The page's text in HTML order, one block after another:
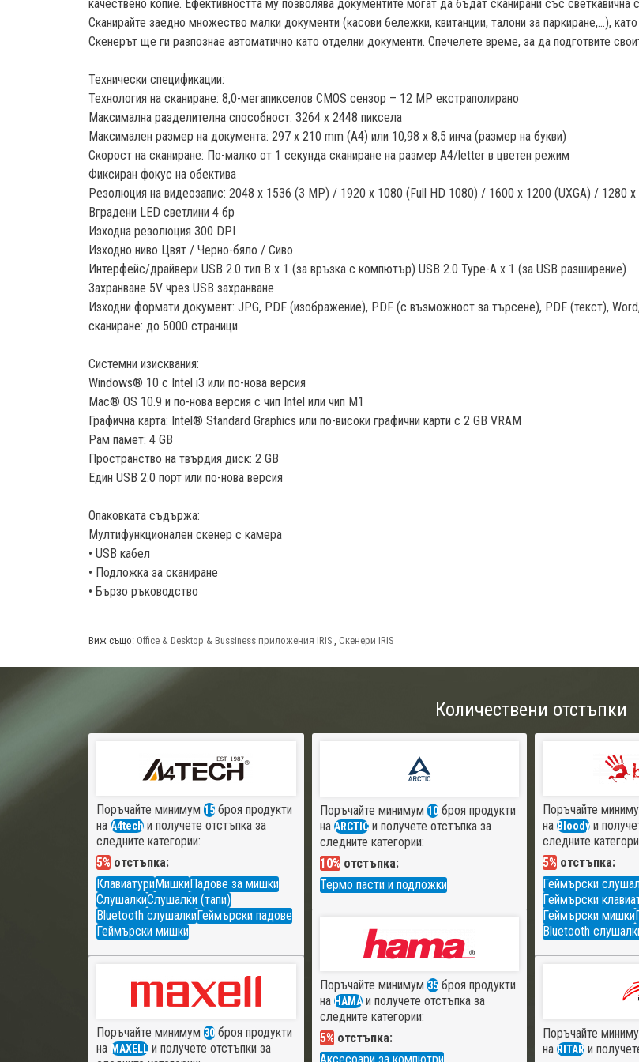
качествено копие. Ефективността му позволява документите могат да бъдат сканирани със светкавична
Сканирайте заедно множество малки документи (касови бележки, квитанции, талони за паркиране,...),
Скенерът ще ги разпознае автоматично като отделни документи. Спечелете време, за да подготвите
Технически спецификации:
Технология на сканиране: 8,0-мегапикселов CMOS сензор – 12 MP екстраполирано
Максимална разделителна способност: 3264 x 2448 пиксела
Максимален размер на документа: 297 x 210 mm (A4) или 10,98 x 8,5 инча (размер на букви)
Скорост на сканиране: По-малко от 1 секунда сканиране на размер A4/letter в цветен режим
Фиксиран фокус на обектива
Резолюция на видеозапис: 2048 x 1536 (3 MP) / 1920 x 1080 (Full HD 1080) / 1600 x 1200 (UXGA) / 1280
Вградени LED светлини 4 бр
Изходна резолюция 300 DPI
Изходно ниво Цвят / Черно-бяло / Сиво
Интерфейс/драйвери USB 2.0 тип B x 1 (за връзка с компютър) USB 2.0 Type-A x 1 (за USB разширение)
Захранване 5V чрез USB захранване
Изходни формати документ: JPG, PDF (изображение), PDF (с възможност за търсене), PDF (текст),
сканиране: до 5000 страници
Системни изисквания:
Windows® 10 с Intel i3 или по-нова версия
Mac® OS 10.9 и по-нова версия с чип Intel или чип M1
Графична карта: Intel® Standard Graphics или по-високи графични карти с 2 GB VRAM
Рам памет: 4 GB
Пространство на твърдия диск: 2 GB
Един USB 2.0 порт или по-нова версия
Опаковката съдържа:
Мултифункционален скенер с камера
• USB кабел
• Подложка за сканиране
• Бързо ръководство
Виж също: Office & Desktop & Bussiness приложения IRIS Скенери IRIS
Количествени отстъпки
Поръчайте минимум 15 броя продукти
на A4tech и получете отстъпка за
следните категории:
5% отстъпка:
КлавиатуриМишкиПадове за мишки
СлушалкиСлушалки (тапи)
Bluetooth слушалкиГеймърски падове
Геймърски мишки
Поръчайте минимум 10броя продукти
на ARCTICи получете отстъпка за
следните категории:
10% отстъпка:
Термо пасти и подложки
Поръчайте
на Bloody и
следните
5% отстъпка:
Геймърски
Геймърски
Геймърски мишки
Bluetooth
Поръчайте минимум 35броя продукти
на HAMAи получете отстъпка за
следните категории:
5% отстъпка:
Аксесоари за компютри
Поръчайте минимум 30 броя продукти
на MAXELL и получете отстъпки за
Поръчайте
на RITAR и